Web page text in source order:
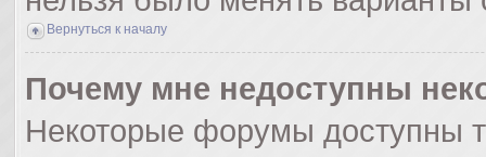
Вернуться к началу
Почему мне недоступны
Некоторые форумы доступны